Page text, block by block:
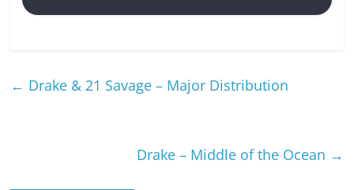
← Drake & 21 Savage – Major Distribution
Drake – Middle of the Ocean →